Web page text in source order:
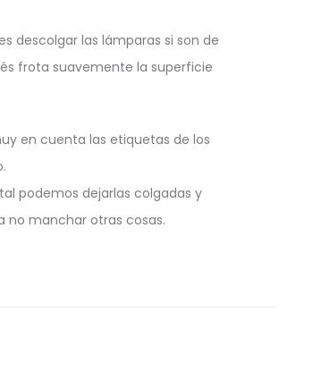
descolgar las lámparas si son de
frota suavemente la superficie
en cuenta las etiquetas de los
podemos dejarlas colgadas y
no manchar otras cosas.